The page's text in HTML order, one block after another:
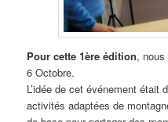
Pour cette 1ère édition,
6 Octobre.
L’idée de cet événement était
activités adaptées de